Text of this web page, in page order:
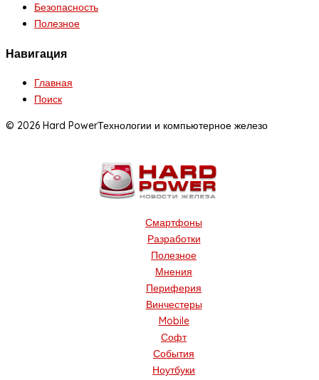
Безопасность
Полезное
Навигация
Главная
Поиск
© 2026 Hard PowerТехнологии и компьютерное железо
Смартфоны
Разработки
Полезное
Мнения
Периферия
Винчестеры
Mobile
Софт
События
Ноутбуки